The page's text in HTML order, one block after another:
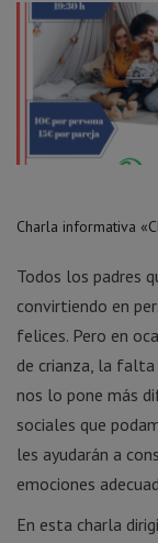
Charla informativa
Todos los padres
convirtiendo en
felices. Pero en
de crianza, la
nos lo pone más
sociales que
les ayudarán a
emociones
En esta charla